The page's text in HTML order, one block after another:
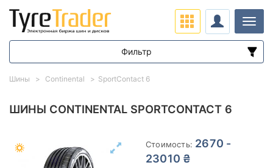
ШИНЫ CONTINENTAL SPORTCONTACT 6
Стоимость: 2670 -
23010 ₴
Шины Continental SportContact 6
Фильтр
Диапазон цен